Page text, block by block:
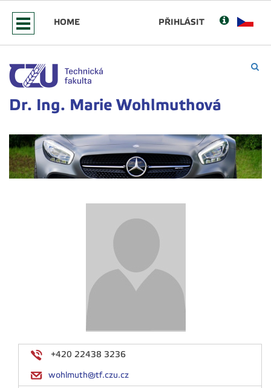
HOME PŘIHLÁSIT
Dr. Ing. Marie Wohlmuthová
+420 22438 3236
wohlmuth@tf.czu.cz